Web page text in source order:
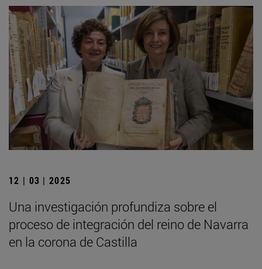
12 | 03 | 2025
Una investigación profundiza sobre el
proceso de integración del reino de Navarra
en la corona de Castilla